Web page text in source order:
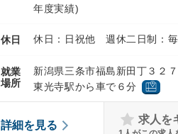
年度実績)
休日 休日：日祝他 週休二日制：毎
就業
場所
新潟県三条市福島新田丁３２
東光寺駅から車で６分
詳細を見る 求人を